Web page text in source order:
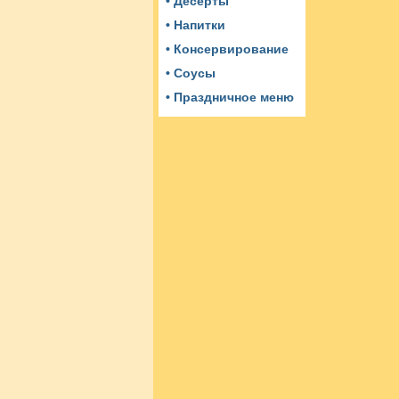
• Напитки
• Консервирование
• Соусы
• Праздничное меню